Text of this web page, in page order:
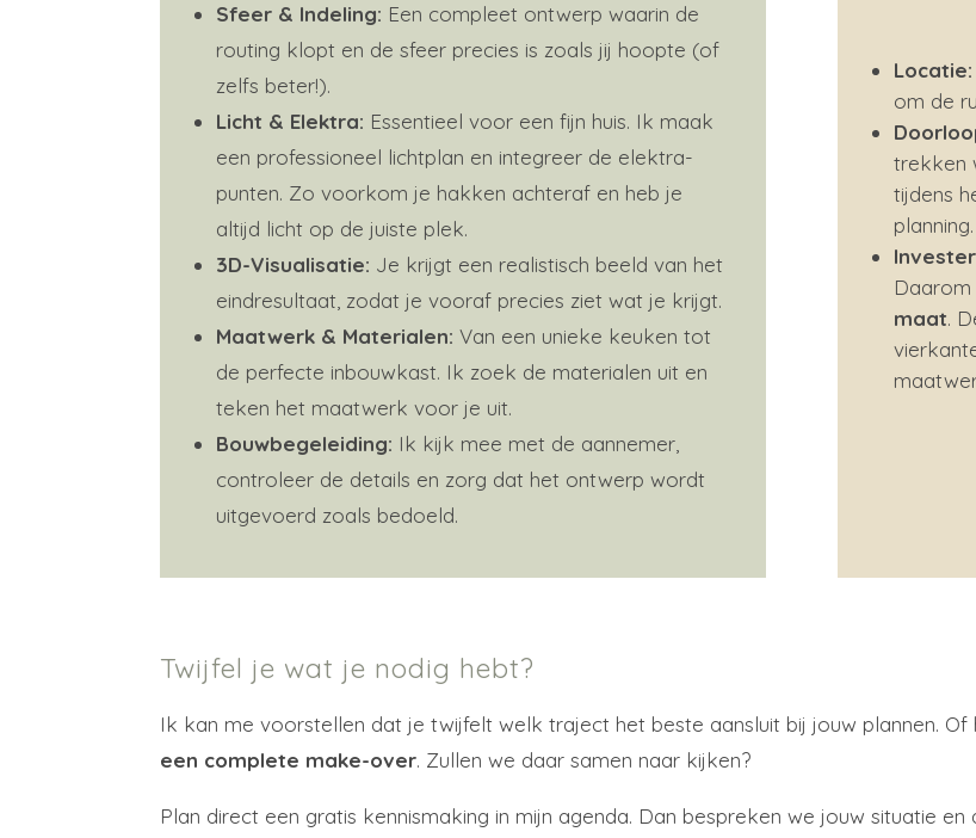
Sfeer & Indeling: Een compleet ontwerp waarin de
routing klopt en de sfeer precies is zoals jij hoopte (of
zelfs beter!).
Licht & Elektra: Essentieel voor een fijn huis. Ik maak
een professioneel lichtplan en integreer de elektra-
punten. Zo voorkom je hakken achteraf en heb je
altijd licht op de juiste plek.
3D-Visualisatie: Je krijgt een realistisch beeld van het
eindresultaat, zodat je vooraf precies ziet wat je krijgt.
Maatwerk & Materialen: Van een unieke keuken tot
de perfecte inbouwkast. Ik zoek de materialen uit en
teken het maatwerk voor je uit.
Bouwbegeleiding: Ik kijk mee met de aannemer,
controleer de details en zorg dat het ontwerp wordt
uitgevoerd zoals bedoeld.
Locatie:
om de
trekken
tijdens
planning.
maat.
Twijfel je wat je nodig hebt?
Ik kan me voorstellen dat je twijfelt welk traject het beste aansluit bij jouw plannen. Of
een complete make-over. Zullen we daar samen naar kijken?
Plan direct een gratis kennismaking in mijn agenda. Dan bespreken we jouw situatie